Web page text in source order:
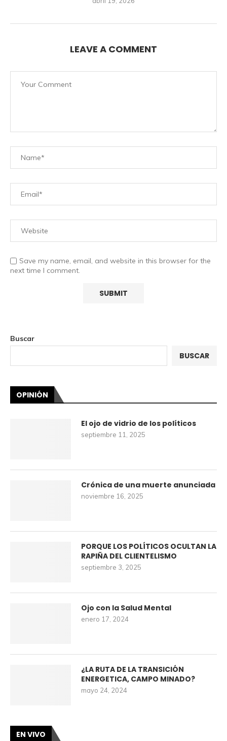
LEAVE A COMMENT
Save my name, email, and website in this browser for the
next time I comment.
Buscar
BUSCAR
OPINIÓN
El ojo de vidrio de los políticos
septiembre 11, 2025
Crónica de una muerte anunciada
noviembre 16, 2025
PORQUE LOS POLÍTICOS OCULTAN LA
RAPIÑA DEL CLIENTELISMO
septiembre 3, 2025
Ojo con la Salud Mental
enero 17, 2024
¿LA RUTA DE LA TRANSICIÓN
ENERGETICA, CAMPO MINADO?
mayo 24, 2024
EN VIVO